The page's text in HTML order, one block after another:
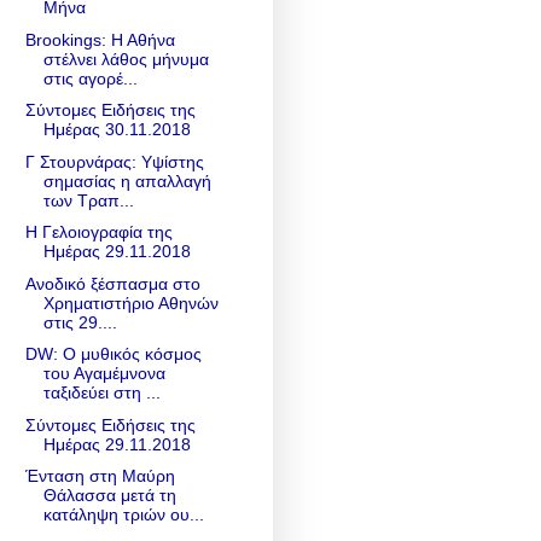
Μήνα
Brookings: Η Αθήνα
στέλνει λάθος μήνυμα
στις αγορέ...
Σύντομες Ειδήσεις της
Ημέρας 30.11.2018
Γ Στουρνάρας: Υψίστης
σημασίας η απαλλαγή
των Τραπ...
Η Γελοιογραφία της
Ημέρας 29.11.2018
Ανοδικό ξέσπασμα στο
Χρηματιστήριο Αθηνών
στις 29....
DW: O μυθικός κόσμος
του Αγαμέμνονα
ταξιδεύει στη ...
Σύντομες Ειδήσεις της
Ημέρας 29.11.2018
Ένταση στη Μαύρη
Θάλασσα μετά τη
κατάληψη τριών ου...